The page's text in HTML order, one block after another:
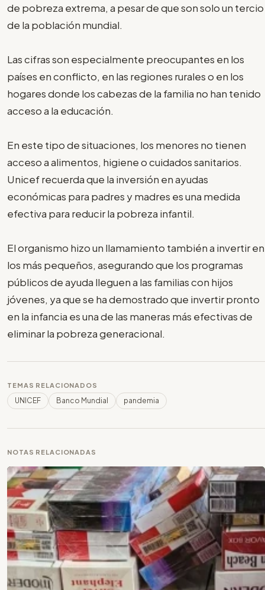
de pobreza extrema, a pesar de que son solo un tercio
de la población mundial.
Las cifras son especialmente preocupantes en los
países en conflicto, en las regiones rurales o en los
hogares donde los cabezas de la familia no han tenido
acceso a la educación.
En este tipo de situaciones, los menores no tienen
acceso a alimentos, higiene o cuidados sanitarios.
Unicef recuerda que la inversión en ayudas
económicas para padres y madres es una medida
efectiva para reducir la pobreza infantil.
El organismo hizo un llamamiento también a invertir en
los más pequeños, asegurando que los programas
públicos de ayuda lleguen a las familias con hijos
jóvenes, ya que se ha demostrado que invertir pronto
en la infancia es una de las maneras más efectivas de
eliminar la pobreza generacional.
TEMAS RELACIONADOS
UNICEF Banco Mundial pandemia
NOTAS RELACIONADAS